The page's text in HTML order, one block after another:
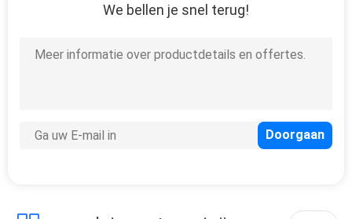
We bellen je snel terug!